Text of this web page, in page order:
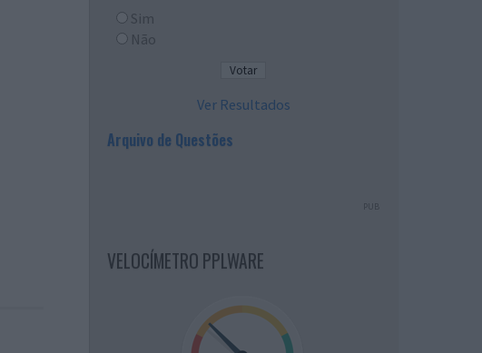
Sim
Não
Ver Resultados
Arquivo de Questões
PUB
VELOCÍMETRO PPLWARE